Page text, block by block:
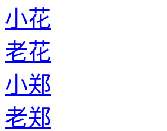
小花
老花
小郑
老郑